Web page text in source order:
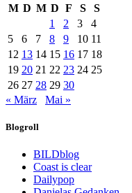
M D M D F S
S
1
2 3
4
5
6 7 8 9 10 11
12 13 14 15 16 17 18
19 20 21 22 23 24 25
26 27 28 29 30
« März
Mai »
Blogroll
BILDblog
Coast is clear
Dailypop